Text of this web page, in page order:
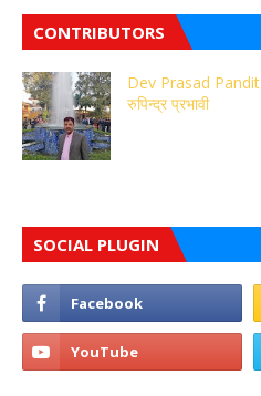
CONTRIBUTORS
Dev Prasad Pandit
रुपिन्द्र प्रभावी
SOCIAL PLUGIN